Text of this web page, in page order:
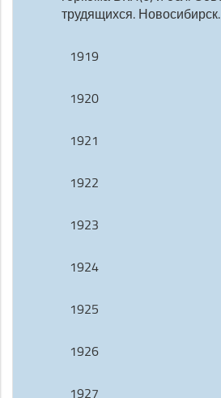
трудящихся. Новосибирск.
1919
1920
1921
1922
1923
1924
1925
1926
1927